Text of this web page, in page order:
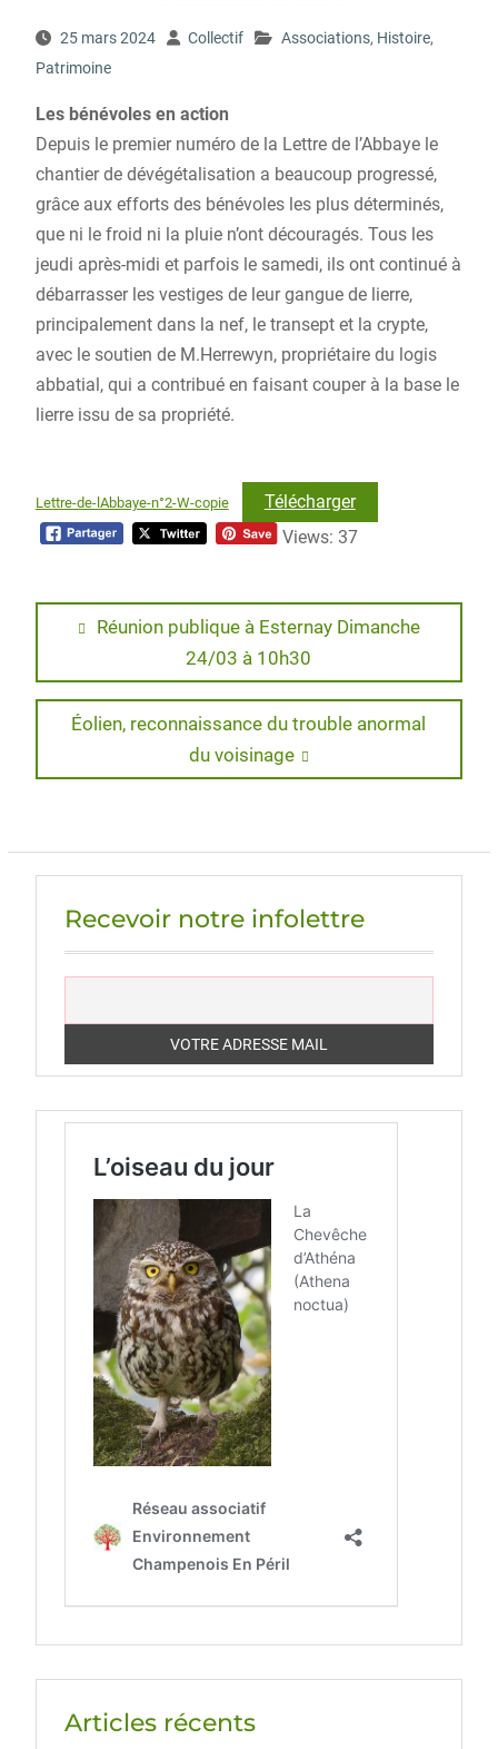
25 mars 2024 Collectif Associations, Histoire,
Patrimoine
Les bénévoles en action
Depuis le premier numéro de la Lettre de l’Abbaye le
chantier de dévégétalisation a beaucoup progressé,
grâce aux efforts des bénévoles les plus déterminés,
que ni le froid ni la pluie n’ont découragés. Tous les
jeudi après-midi et parfois le samedi, ils ont continué à
débarrasser les vestiges de leur gangue de lierre,
principalement dans la nef, le transept et la crypte,
avec le soutien de M.Herrewyn, propriétaire du logis
abbatial, qui a contribué en faisant couper à la base le
lierre issu de sa propriété.
Lettre-de-lAbbaye-n°2-W-copie
Télécharger
Views: 37
Navigation
l’article
Previous
Réunion publique à Esternay Dimanche
24/03 à 10h30
Next
Éolien, reconnaissance du trouble anormal
du voisinage
Recevoir notre infolettre
Articles récents